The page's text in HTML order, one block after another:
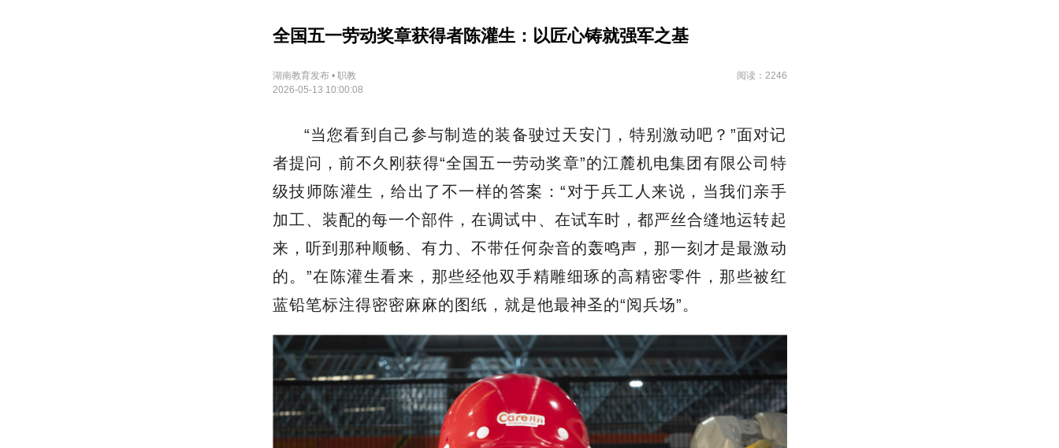
全国五一劳动奖章获得者陈灌生：以匠心铸就强军之基
湖南教育发布 • 职教
阅读：2246
2026-05-13 10:00:08
“当您看到自己参与制造的装备驶过天安门，特别激动吧？”面对记
者提问，前不久刚获得“全国五一劳动奖章”的江麓机电集团有限公司特
级技师陈灌生，给出了不一样的答案：“对于兵工人来说，当我们亲手
加工、装配的每一个部件，在调试中、在试车时，都严丝合缝地运转起
来，听到那种顺畅、有力、不带任何杂音的轰鸣声，那一刻才是最激动
的。”在陈灌生看来，那些经他双手精雕细琢的高精密零件，那些被红
蓝铅笔标注得密密麻麻的图纸，就是他最神圣的“阅兵场”。